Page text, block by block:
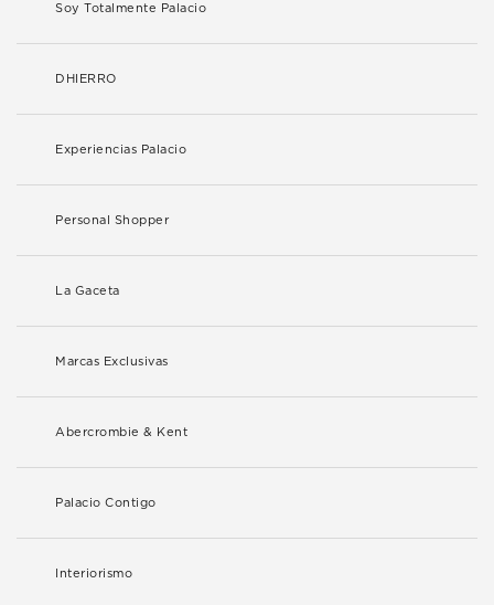
Soy Totalmente Palacio
DHIERRO
Experiencias Palacio
Personal Shopper
La Gaceta
Marcas Exclusivas
Abercrombie & Kent
Palacio Contigo
Interiorismo